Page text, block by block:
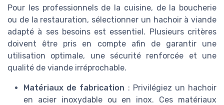
Pour les professionnels de la cuisine, de la boucherie
ou de la restauration, sélectionner un hachoir à viande
adapté à ses besoins est essentiel. Plusieurs critères
doivent être pris en compte afin de garantir une
utilisation optimale, une sécurité renforcée et une
qualité de viande irréprochable.
Matériaux de fabrication : Privilégiez un hachoir
en acier inoxydable ou en inox. Ces matériaux